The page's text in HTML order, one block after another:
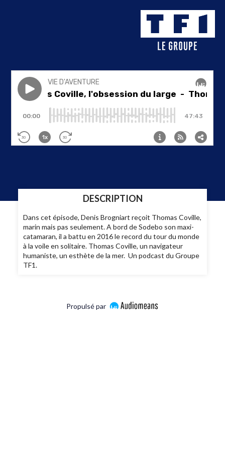
DESCRIPTION
Dans cet épisode, Denis Brogniart reçoit Thomas Coville,
marin mais pas seulement. A bord de Sodebo son maxi-
catamaran, il a battu en 2016 le record du tour du monde
à la voile en solitaire. Thomas Coville, un navigateur
humaniste, un esthète de la mer. Un podcast du Groupe
TF1.
Propulsé par